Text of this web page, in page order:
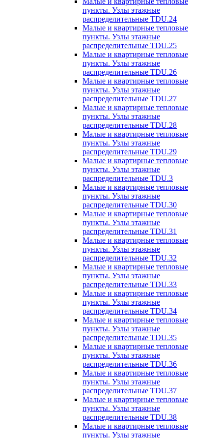
пункты. Узлы этажные
распределительные TDU.24
Малые и квартирные тепловые
пункты. Узлы этажные
распределительные TDU.25
Малые и квартирные тепловые
пункты. Узлы этажные
распределительные TDU.26
Малые и квартирные тепловые
пункты. Узлы этажные
распределительные TDU.27
Малые и квартирные тепловые
пункты. Узлы этажные
распределительные TDU.28
Малые и квартирные тепловые
пункты. Узлы этажные
распределительные TDU.29
Малые и квартирные тепловые
пункты. Узлы этажные
распределительные TDU.3
Малые и квартирные тепловые
пункты. Узлы этажные
распределительные TDU.30
Малые и квартирные тепловые
пункты. Узлы этажные
распределительные TDU.31
Малые и квартирные тепловые
пункты. Узлы этажные
распределительные TDU.32
Малые и квартирные тепловые
пункты. Узлы этажные
распределительные TDU.33
Малые и квартирные тепловые
пункты. Узлы этажные
распределительные TDU.34
Малые и квартирные тепловые
пункты. Узлы этажные
распределительные TDU.35
Малые и квартирные тепловые
пункты. Узлы этажные
распределительные TDU.36
Малые и квартирные тепловые
пункты. Узлы этажные
распределительные TDU.37
Малые и квартирные тепловые
пункты. Узлы этажные
распределительные TDU.38
Малые и квартирные тепловые
пункты. Узлы этажные